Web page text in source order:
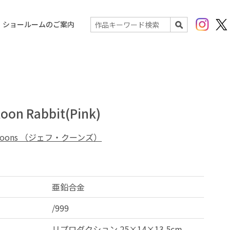
ショールームのご案内
検索
Instagram
Rabbit(Pink)
（ジェフ・クーンズ）
亜鉛合金
/999